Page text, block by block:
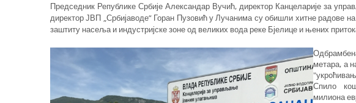
Председник Републике Србије Александар Вучић, директор Канцеларије за
директор ЈВП „Србијаводе“ Горан Пузовић у Лучанима су обишли хитне радове
заштиту насеља и индустријске зоне од великих вода реке Бјелице и њених
метара, а
Спило
милиона